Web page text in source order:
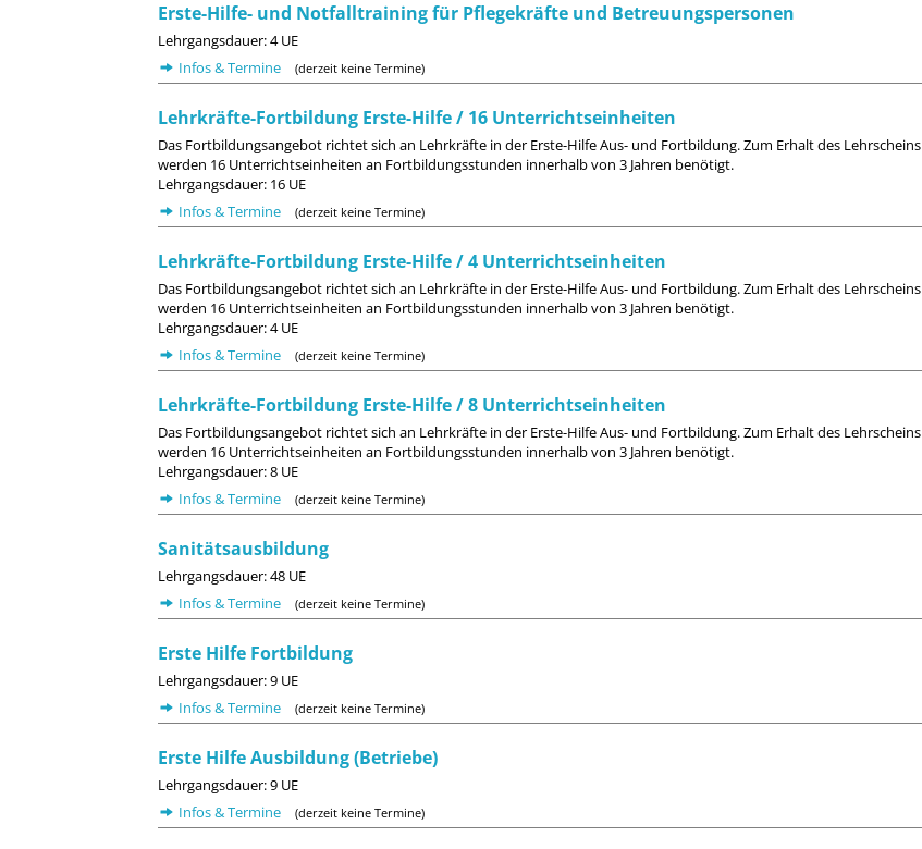
Erste-Hilfe- und Notfalltraining für Pflegekräfte und Betreuungspersonen
Lehrgangsdauer: 4 UE
Infos & Termine
(derzeit keine Termine)
Lehrkräfte-Fortbildung Erste-Hilfe / 16 Unterrichtseinheiten
Das Fortbildungsangebot richtet sich an Lehrkräfte in der Erste-Hilfe Aus- und Fortbildung. Zum Erhalt des Lehrscheins
werden 16 Unterrichtseinheiten an Fortbildungsstunden innerhalb von 3 Jahren benötigt.
Lehrgangsdauer: 16 UE
Infos & Termine
(derzeit keine Termine)
Lehrkräfte-Fortbildung Erste-Hilfe / 4 Unterrichtseinheiten
Das Fortbildungsangebot richtet sich an Lehrkräfte in der Erste-Hilfe Aus- und Fortbildung. Zum Erhalt des Lehrscheins
werden 16 Unterrichtseinheiten an Fortbildungsstunden innerhalb von 3 Jahren benötigt.
Lehrgangsdauer: 4 UE
Infos & Termine
(derzeit keine Termine)
Lehrkräfte-Fortbildung Erste-Hilfe / 8 Unterrichtseinheiten
Das Fortbildungsangebot richtet sich an Lehrkräfte in der Erste-Hilfe Aus- und Fortbildung. Zum Erhalt des Lehrscheins
werden 16 Unterrichtseinheiten an Fortbildungsstunden innerhalb von 3 Jahren benötigt.
Lehrgangsdauer: 8 UE
Infos & Termine
(derzeit keine Termine)
Sanitätsausbildung
Lehrgangsdauer: 48 UE
Infos & Termine
(derzeit keine Termine)
Erste Hilfe Fortbildung
Lehrgangsdauer: 9 UE
Infos & Termine
(derzeit keine Termine)
Erste Hilfe Ausbildung (Betriebe)
Lehrgangsdauer: 9 UE
Infos & Termine
(derzeit keine Termine)